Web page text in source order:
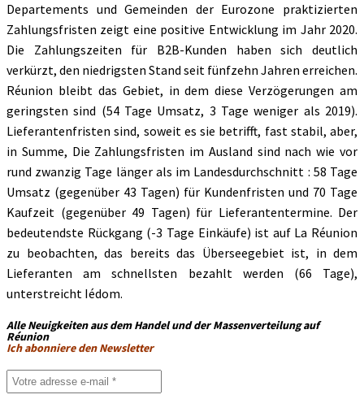
Departements und Gemeinden der Eurozone praktizierten
Zahlungsfristen zeigt eine positive Entwicklung im Jahr 2020.
Die Zahlungszeiten für B2B-Kunden haben sich deutlich
verkürzt, den niedrigsten Stand seit fünfzehn Jahren erreichen.
Réunion bleibt das Gebiet, in dem diese Verzögerungen am
geringsten sind (54 Tage Umsatz, 3 Tage weniger als 2019).
Lieferantenfristen sind, soweit es sie betrifft, fast stabil, aber,
in Summe, Die Zahlungsfristen im Ausland sind nach wie vor
rund zwanzig Tage länger als im Landesdurchschnitt : 58 Tage
Umsatz (gegenüber 43 Tagen) für Kundenfristen und 70 Tage
Kaufzeit (gegenüber 49 Tagen) für Lieferantentermine. Der
bedeutendste Rückgang (-3 Tage Einkäufe) ist auf La Réunion
zu beobachten, das bereits das Überseegebiet ist, in dem
Lieferanten am schnellsten bezahlt werden (66 Tage),
unterstreicht Iédom.
Alle Neuigkeiten aus dem Handel und der Massenverteilung auf
Réunion
Ich abonniere den Newsletter